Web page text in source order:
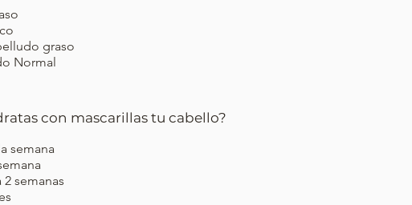
graso
Normal
con mascarillas tu cabello?
semana
2 semanas